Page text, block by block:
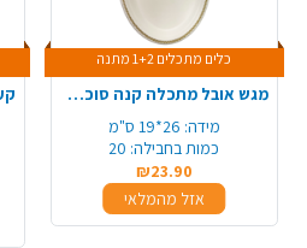
כלים מתכלים 1+2 מתנה
מגש אובל מתכלה קנה סוכר מודפס 20 יח' - זהב
מידה: 26*19 ס"מ
כמות בחבילה: 20
₪23.90
אזל מהמלאי